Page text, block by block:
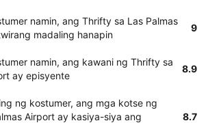
namin, ang Thrifty sa Las Palmas
madaling hanapin
9
namin, ang kawani ng Thrifty sa
ay episyente
8.9
ng kostumer, ang mga kotse ng
Airport ay kasiya-siya ang
8.7